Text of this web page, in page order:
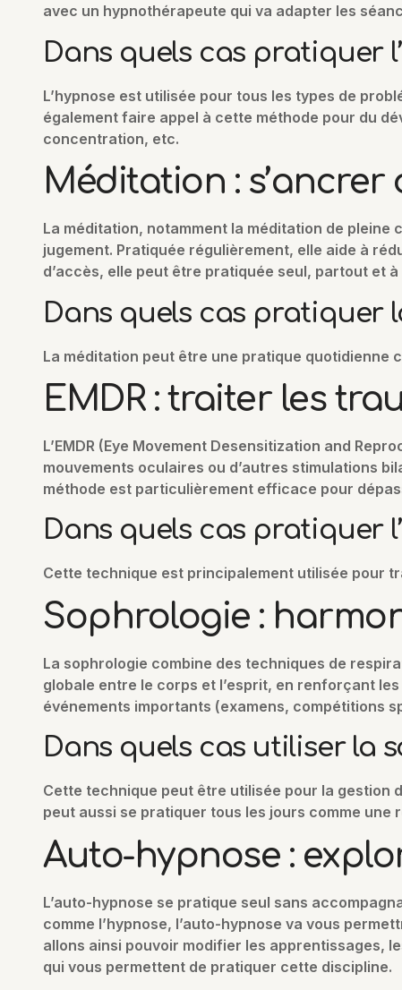
avec un hypnothérapeute qui va adapter les
Dans quels cas pratiquer
L’hypnose est utilisée pour tous les types de
également faire appel à cette méthode pour du
concentration, etc.
Méditation :
La méditation, notamment la méditation de
jugement. Pratiquée régulièrement, elle aide à
d’accès, elle peut être pratiquée seul, partout et
Dans quels cas pratiquer
La méditation peut être une pratique quotidienne
EMDR : traiter les
L’EMDR (Eye Movement Desensitization and
mouvements oculaires ou d’autres stimulations
méthode est particulièrement efficace pour
Dans quels cas pratiquer
Cette technique est principalement utilisée pour
Sophrologie :
La sophrologie combine des techniques de
globale entre le corps et l’esprit, en renforçant
événements importants (examens, compétitions
Dans quels cas utiliser la
Cette technique peut être utilisée pour la gestion
peut aussi se pratiquer tous les jours comme une
Auto-hypnose :
L’auto-hypnose se pratique seul sans
comme l’hypnose, l’auto-hypnose va vous
allons ainsi pouvoir modifier les apprentissages,
qui vous permettent de pratiquer cette discipline.